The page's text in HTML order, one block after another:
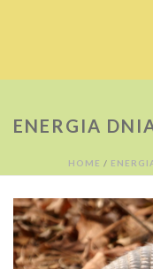
ENERGIA
HOME /